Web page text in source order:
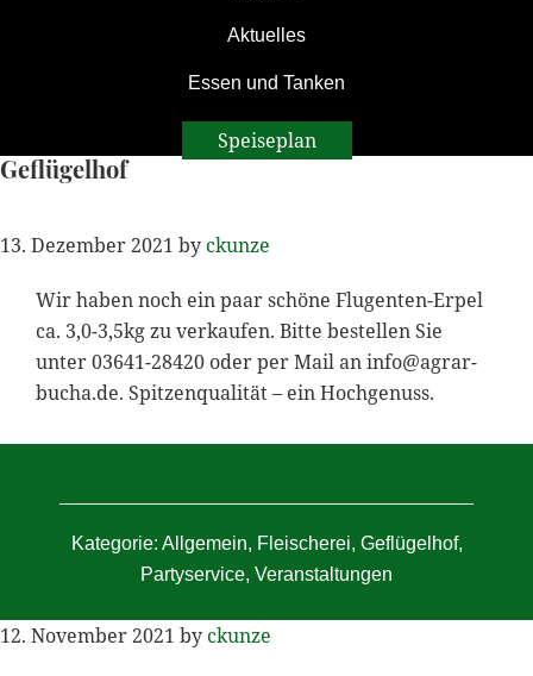
Aktuelles
Essen und Tanken
Speiseplan
Geflügelhof
13. Dezember 2021 byckunze
Wir haben noch ein paar schöne Flugenten-Erpel
ca. 3,0-3,5kg zu verkaufen. Bitte bestellen Sie
unter 03641-28420 oder per Mail aninfo@agrar-
bucha.de. Spitzenqualität – ein Hochgenuss.
Kategorie: Allgemein, Fleischerei, Geflügelhof,
Partyservice, Veranstaltungen
12. November 2021 byckunze